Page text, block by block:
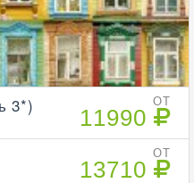
ОТ
11990
3*)
ОТ
13710